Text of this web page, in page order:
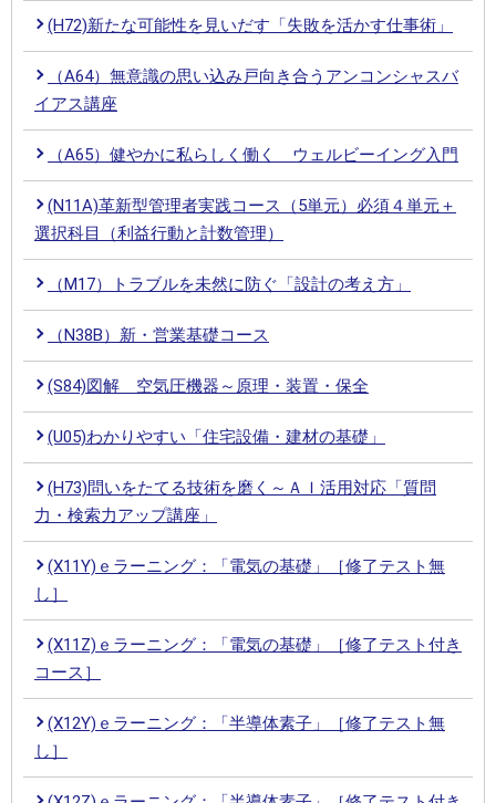
(H72)新たな可能性を見いだす「失敗を活かす仕事術」
（A64）無意識の思い込み戸向き合うアンコンシャスバ
イアス講座
（A65）健やかに私らしく働く ウェルビーイング入門
(N11A)革新型管理者実践コース（5単元）必須４単元＋
選択科目（利益行動と計数管理）
（M17）トラブルを未然に防ぐ「設計の考え方」
（N38B）新・営業基礎コース
(S84)図解 空気圧機器～原理・装置・保全
(U05)わかりやすい「住宅設備・建材の基礎」
(H73)問いをたてる技術を磨く～ＡＩ活用対応「質問
力・検索力アップ講座」
(X11Y)ｅラーニング：「電気の基礎」［修了テスト無
し］
(X11Z)ｅラーニング：「電気の基礎」［修了テスト付き
コース］
(X12Y)ｅラーニング：「半導体素子」［修了テスト無
し］